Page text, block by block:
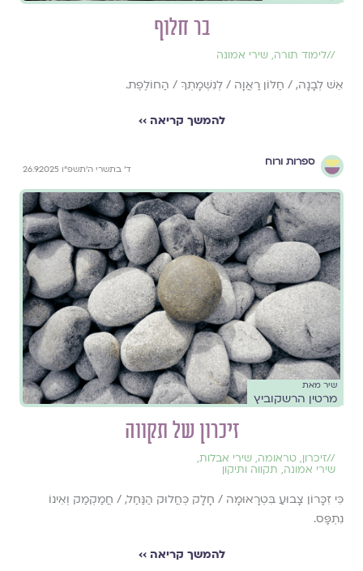
בר חלוף
//לימוד תורה, שירי אמונה
אֵשׁ לְבָנָה, / חַלּוֹן רַאֲוָה / לְנִשְׁמָתְךָ / הַחוֹלֶפֶת.
להמשך קריאה ››
ספרות ורוח
ד׳ בתשרי ה׳תשפ״ו 26.9.2025
שיר מאת
מרטין הרשקוביץ
זיכרון של תקווה
//זיכרון, טראומה, שירי אבלות,
שירי אמונה, תקווה ותיקון
כִּי זִכָּרוֹן צָבוּעַ בִּטְרָאוּמָה / חָלָק כְּחֲלוּק הַנַּחַל, / חֲמַקְמַק וְאֵינוֹ
נִתְפָּס.
להמשך קריאה ››